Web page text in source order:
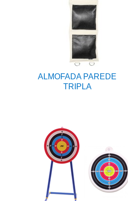
ALMOFADA PAREDE
TRIPLA